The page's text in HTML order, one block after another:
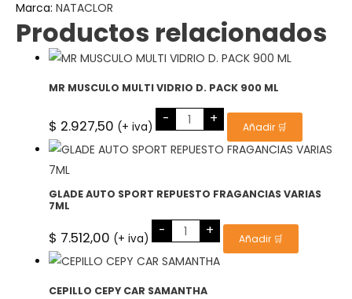
Marca: NATACLOR
Productos relacionados
MR MUSCULO MULTI VIDRIO D. PACK 900 ML
$ 2.927,50 (+ iva) - MR
MUSCULO
MULTI
VIDRIO
D.
ML
cantidad
+ Añadir 🛒
GLADE AUTO SPORT REPUESTO FRAGANCIAS VARIAS
7ML
$ 7.512,00 (+ iva) - GLADE
AUTO
SPORT
REPUESTO
FRAGANCIAS
7ML
+ Añadir 🛒
CEPILLO CEPY CAR SAMANTHA